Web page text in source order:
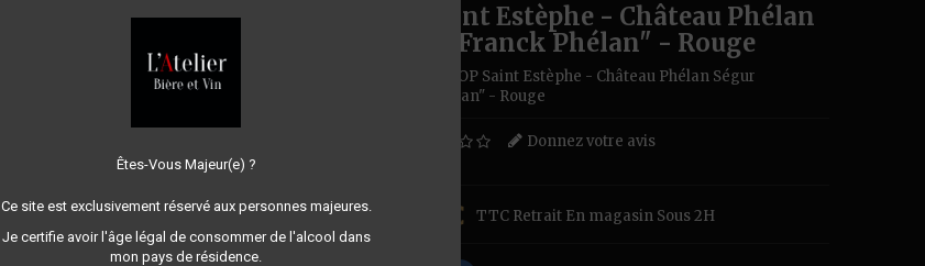
Êtes-Vous Majeur(e) ?
Ce site est exclusivement réservé aux personnes majeures.
Je certifie avoir l'âge légal de consommer de l'alcool dans
mon pays de résidence.
AOP Saint Estèphe - Château Phélan
Ségur "Franck Phélan" - Rouge
AOP Saint Estèphe - Château Phélan Ségur
"Franck Phélan" - Rouge
Donnez votre avis
32,00 € TTC Retrait En magasin Sous 2H